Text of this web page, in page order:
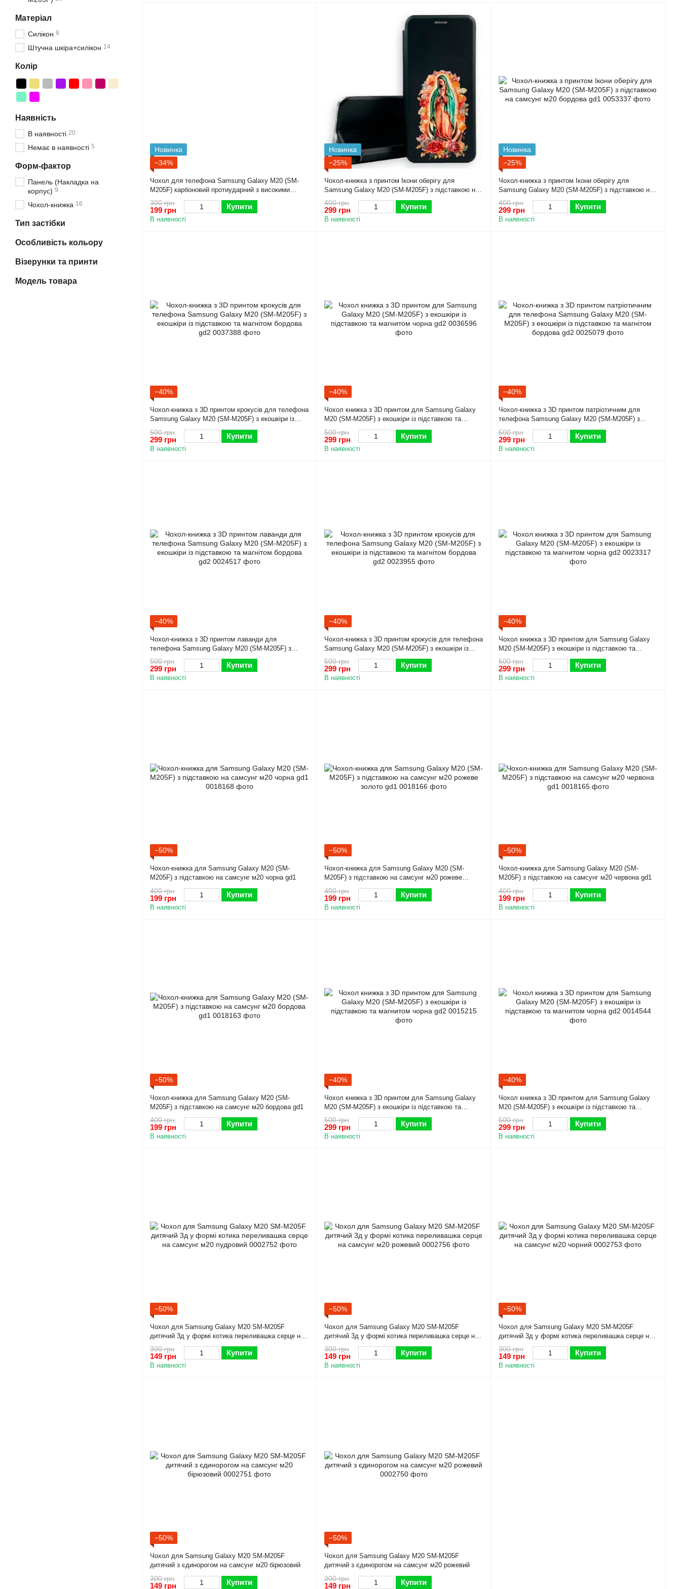
Новинка
−34%
Чохол для телефона Samsung Galaxy M20 (SM-
M205F) карбоновий протиударний з високими
бортами чорний
300 грн
199 грн Купити
В наявності
Новинка
−25%
Чохол-книжка з принтом Ікони оберігу для
Samsung Galaxy M20 (SM-M205F) з підставкою на
самсунг м20 чорна gd1
400 грн
299 грн Купити
В наявності
Новинка
−25%
Чохол-книжка з принтом Ікони оберігу для
Samsung Galaxy M20 (SM-M205F) з підставкою на
самсунг м20 бордова gd1
400 грн
299 грн Купити
В наявності
−40%
Чохол-книжка з 3D принтом крокусів для телефона
Samsung Galaxy M20 (SM-M205F) з екошкіри із
підставкою та магнітом бордова gd2
500 грн
299 грн Купити
В наявності
−40%
Чохол книжка з 3D принтом для Samsung Galaxy
M20 (SM-M205F) з екошкіри із підставкою та
магнитом чорна gd2
500 грн
299 грн Купити
В наявності
−40%
Чохол-книжка з 3D принтом патріотичним для
телефона Samsung Galaxy M20 (SM-M205F) з
екошкіри із підставкою та магнітом бордова gd2
500 грн
299 грн Купити
В наявності
−40%
Чохол-книжка з 3D принтом лаванди для
телефона Samsung Galaxy M20 (SM-M205F) з
екошкіри із підставкою та магнітом бордова gd2
500 грн
299 грн Купити
В наявності
−40%
Чохол-книжка з 3D принтом крокусів для телефона
Samsung Galaxy M20 (SM-M205F) з екошкіри із
підставкою та магнітом бордова gd2
500 грн
299 грн Купити
В наявності
−40%
Чохол книжка з 3D принтом для Samsung Galaxy
M20 (SM-M205F) з екошкіри із підставкою та
магнитом чорна gd2
500 грн
299 грн Купити
В наявності
−50%
Чохол-книжка для Samsung Galaxy M20 (SM-
M205F) з підставкою на самсунг м20 чорна gd1
400 грн
199 грн Купити
В наявності
−50%
Чохол-книжка для Samsung Galaxy M20 (SM-
M205F) з підставкою на самсунг м20 рожеве
золото gd1
400 грн
199 грн Купити
В наявності
−50%
Чохол-книжка для Samsung Galaxy M20 (SM-
M205F) з підставкою на самсунг м20 червона gd1
400 грн
199 грн Купити
В наявності
−50%
Чохол-книжка для Samsung Galaxy M20 (SM-
M205F) з підставкою на самсунг м20 бордова gd1
400 грн
199 грн Купити
В наявності
−40%
Чохол книжка з 3D принтом для Samsung Galaxy
M20 (SM-M205F) з екошкіри із підставкою та
магнитом чорна gd2
500 грн
299 грн Купити
В наявності
−40%
Чохол книжка з 3D принтом для Samsung Galaxy
M20 (SM-M205F) з екошкіри із підставкою та
магнитом чорна gd2
500 грн
299 грн Купити
В наявності
−50%
Чохол для Samsung Galaxy M20 SM-M205F
дитячий 3д у формі котика переливашка серце на
самсунг м20 пудровий
300 грн
149 грн Купити
В наявності
−50%
Чохол для Samsung Galaxy M20 SM-M205F
дитячий 3д у формі котика переливашка серце на
самсунг м20 рожевий
300 грн
149 грн Купити
В наявності
−50%
Чохол для Samsung Galaxy M20 SM-M205F
дитячий 3д у формі котика переливашка серце на
самсунг м20 чорний
300 грн
149 грн Купити
В наявності
−50%
Чохол для Samsung Galaxy M20 SM-M205F
дитячий з єдинорогом на самсунг м20 бірюзовий
300 грн
149 грн Купити
−50%
Чохол для Samsung Galaxy M20 SM-M205F
дитячий з єдинорогом на самсунг м20 рожевий
300 грн
149 грн Купити
Матеріал
Силікон 8
Штучна шкіра+силікон 14
Колір
Наявність
В наявності 20
Немає в наявності 5
Форм-фактор
Панель (Накладка на
корпус) 9
Чохол-книжка 16
Тип застібки
Особливість кольору
Візерунки та принти
Модель товара